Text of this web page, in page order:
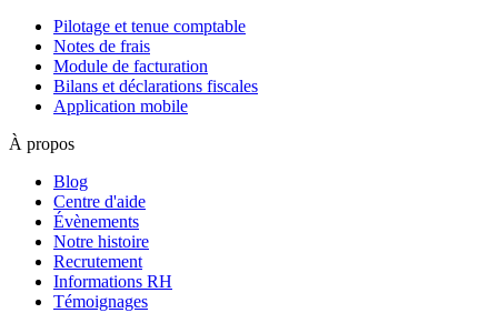
Pilotage et tenue comptable
Notes de frais
Module de facturation
Bilans et déclarations fiscales
Application mobile
À propos
Blog
Centre d'aide
Évènements
Notre histoire
Recrutement
Informations RH
Témoignages